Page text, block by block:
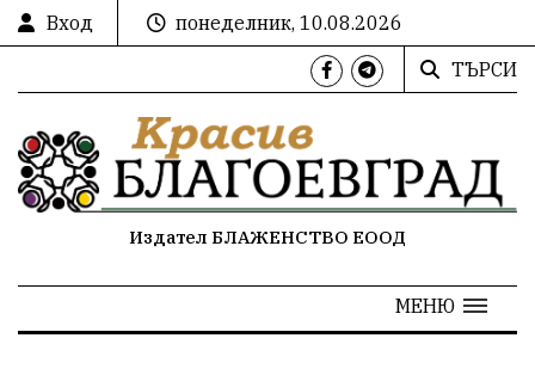
Вход
понеделник, 10.08.2026
ТЪРСИ
Издател БЛАЖЕНСТВО ЕООД
МЕНЮ